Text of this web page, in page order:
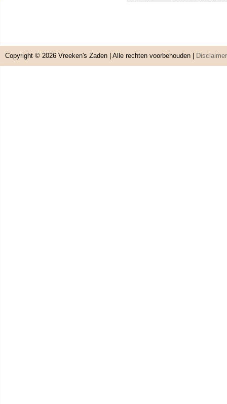
Copyright © 2026 Vreeken's Zaden | Alle rechten voorbehouden | Disclaimer